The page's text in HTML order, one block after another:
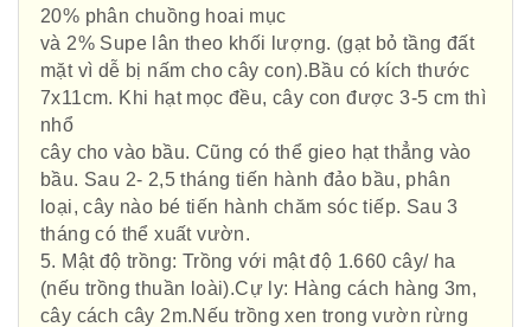
20% phân chuồng hoai mục
và 2% Supe lân theo khối lượng. (gạt bỏ tầng đất
mặt vì dễ bị nấm cho cây con).Bầu có kích thước
7x11cm. Khi hạt mọc đều, cây con được 3-5 cm thì
nhổ
cây cho vào bầu. Cũng có thể gieo hạt thẳng vào
bầu. Sau 2- 2,5 tháng tiến hành đảo bầu, phân
loại, cây nào bé tiến hành chăm sóc tiếp. Sau 3
tháng có thể xuất vườn.
5. Mật độ trồng: Trồng với mật độ 1.660 cây/ ha
(nếu trồng thuần loài).Cự ly: Hàng cách hàng 3m,
cây cách cây 2m.Nếu trồng xen trong vườn rừng